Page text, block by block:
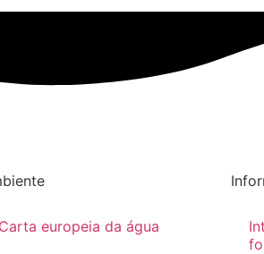
Carta europeia da água